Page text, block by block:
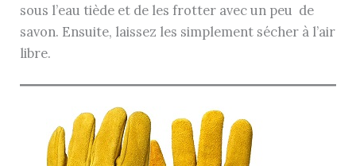
sous l’eau tiède et de les frotter avec un peu de
savon. Ensuite, laissez les simplement sécher à l’air
libre.